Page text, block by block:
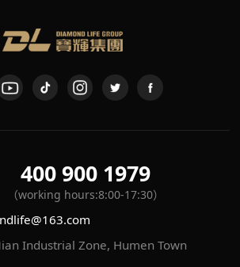
400 900 1979
（working hours:8:00-17:30）
Industrial Zone, Humen Town